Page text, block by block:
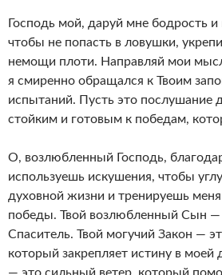
Господь мой, даруй мне бодрость
чтобы не попасть в ловушки,
немощи плоти. Направляй мои
я смиренно обращался к Твоим
испытаний. Пусть это послушание
стойким и готовым к победам,
О, возлюбленный Господь,
используешь искушения, чтобы
духовной жизни и тренируешь
победы. Твой возлюбленный Сын —
Спаситель. Твой могучий Закон —
который закрепляет истину в моей